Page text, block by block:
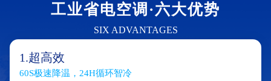
工业省电空调·六大优势
SIX ADVANTAGES
1.超高效
60S极速降温，24H循环智冷